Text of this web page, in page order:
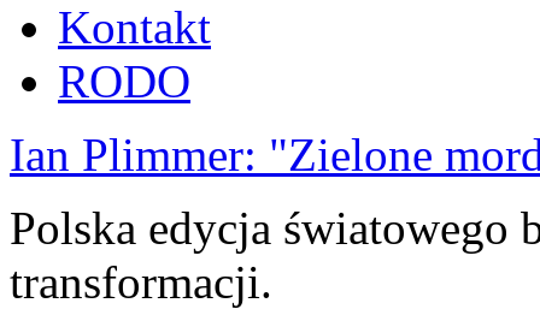
Kontakt
RODO
Ian Plimmer: "Zielone
Polska edycja światowego
transformacji.